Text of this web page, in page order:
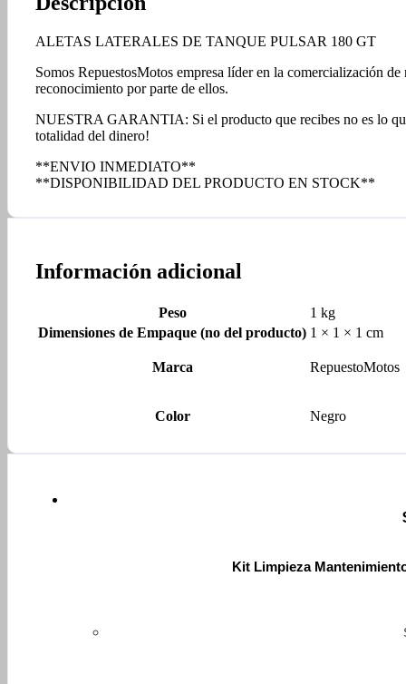
ALETAS LATERALES DE TANQUE PULSAR 180 GT
Somos RepuestosMotos empresa líder en la comercialización
reconocimiento por parte de ellos.
NUESTRA GARANTIA: Si el producto que recibes no es lo
totalidad del dinero!
**ENVIO INMEDIATO**
**DISPONIBILIDAD DEL PRODUCTO EN STOCK**
Información adicional
Peso
1 kg
Dimensiones de Empaque (no del producto) 1 × 1 × 1 cm
Marca RepuestoMotos
Color Negro
Kit Limpieza